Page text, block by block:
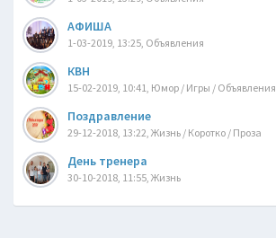
АФИША
1-03-2019, 13:25, Объявления
КВН
15-02-2019, 10:41, Юмор / Игры / Объявления
Поздравление
29-12-2018, 13:22, Жизнь / Коротко / Проза
День тренера
30-10-2018, 11:55, Жизнь